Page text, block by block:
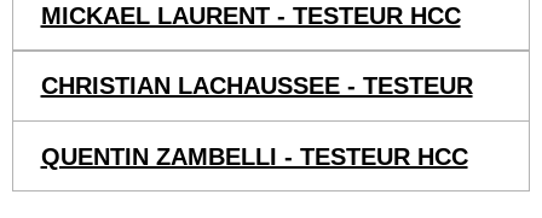
MICKAEL LAURENT - TESTEUR HCC
CHRISTIAN LACHAUSSEE - TESTEUR
QUENTIN ZAMBELLI - TESTEUR HCC